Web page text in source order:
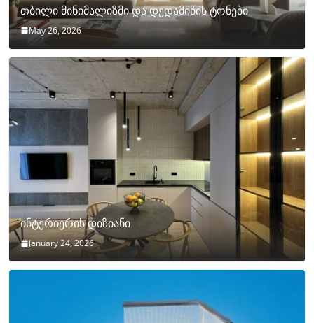
თბილი მინიმალიზმი და დედამიწის ტონები
May 26, 2026
ინტერიერის დიზიანი
January 24, 2026